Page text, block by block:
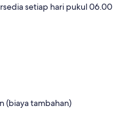
setiap hari pukul 06.00
(biaya tambahan)